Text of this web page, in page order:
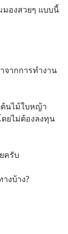
มองสวยๆ แบบนี้
จากการทำงาน
ต้นไม้ใบหญ้า
ดยไม่ต้องลงทุน
ครับ
งบ้าง?